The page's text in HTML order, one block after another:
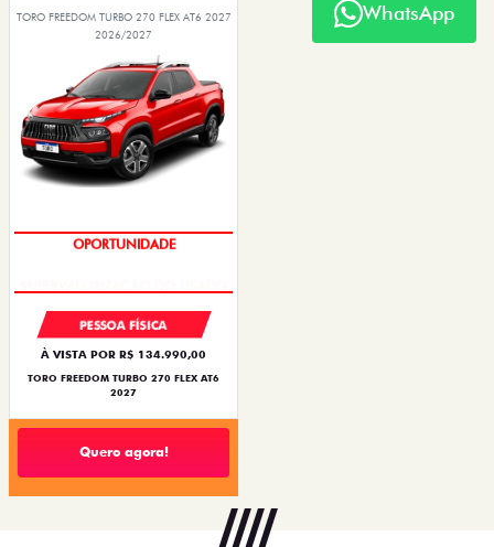
TORO FREEDOM TURBO 270 FLEX AT6 2027
2026/2027
OPORTUNIDADE
PESSOA FÍSICA
À VISTA POR R$ 134.990,00
TORO FREEDOM TURBO 270 FLEX AT6
2027
Quero agora!
WhatsApp